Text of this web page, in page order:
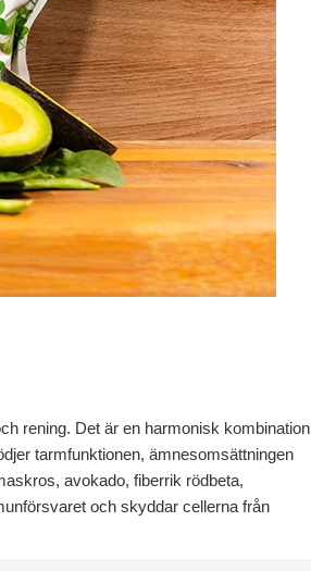
rening. Det är en harmonisk kombination
tarmfunktionen, ämnesomsättningen
avokado, fiberrik rödbeta,
och skyddar cellerna från